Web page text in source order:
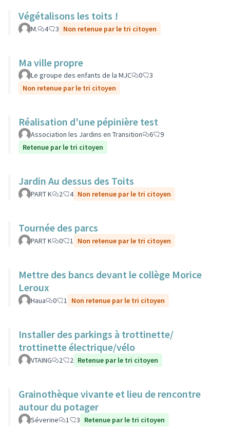
Végétalisons les toits !
M. 4 3 Non retenue par le tri citoyen
Ma ville propre
Le groupe des enfants de la MJC 0
3
Non retenue par le tri citoyen
Réalisation d'une pépinière test
Association les Jardins en Transition 6
9
Retenue par le tri citoyen
Jardin Au dessus des Toits
PART K 2 4 Non retenue par le tri citoyen
Tournée des parcs
PART K 0 1 Non retenue par le tri citoyen
Mettre des bancs devant le collège Morice
Leroux
Haua 0 1 Non retenue par le tri citoyen
Installer des parkings à trottinette/
trottinette électrique/vélo
VTAING 2 2 Retenue par le tri citoyen
Grainothèque vivante et lieu de rencontre
autour du potager
Séverine 1 3 Retenue par le tri citoyen